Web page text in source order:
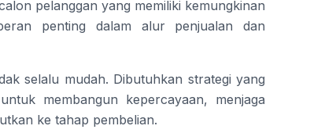
pelanggan yang memiliki kemungkinan
penting dalam alur penjualan dan
selalu mudah. Dibutuhkan strategi yang
membangun kepercayaan, menjaga
ke tahap pembelian.